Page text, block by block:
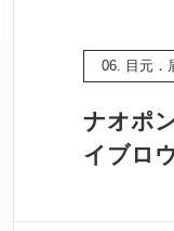
06. 目元．
ナオポ
イブロ